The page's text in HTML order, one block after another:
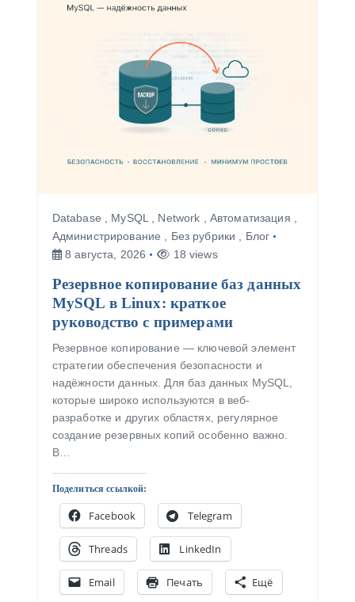
Database , MySQL, Network , Автоматизация ,
Администрирование , Без рубрики , Блог
8 августа, 2026
18 views
Резервное копирование баз данных
MySQL в Linux: краткое
руководство с примерами
Резервное копирование — ключевой элемент
стратегии обеспечения безопасности и
надёжности данных. Для баз данных MySQL,
которые широко используются в веб-
разработке и других областях, регулярное
создание резервных копий особенно важно.
В…
Поделиться ссылкой:
Facebook Telegram
Threads LinkedIn
Email Печать Ещё